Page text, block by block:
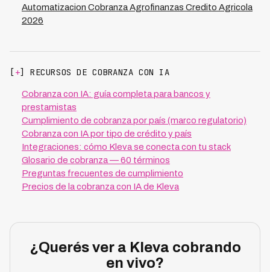
Automatizacion Cobranza Agrofinanzas Credito Agricola
2026
[ +] RECURSOS DE COBRANZA CON IA
Cobranza con IA: guía completa para bancos y
prestamistas
Cumplimiento de cobranza por país (marco regulatorio)
Cobranza con IA por tipo de crédito y país
Integraciones: cómo Kleva se conecta con tu stack
Glosario de cobranza — 60 términos
Preguntas frecuentes de cumplimiento
Precios de la cobranza con IA de Kleva
¿Querés ver a Kleva cobrando
en vivo?